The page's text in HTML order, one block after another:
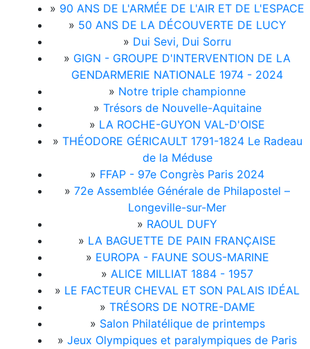
» 90 ANS DE L'ARMÉE DE L'AIR ET DE L'ESPACE
» 50 ANS DE LA DÉCOUVERTE DE LUCY
» Dui Sevi, Dui Sorru
» GIGN - GROUPE D'INTERVENTION DE LA
GENDARMERIE NATIONALE 1974 - 2024
» Notre triple championne
» Trésors de Nouvelle-Aquitaine
» LA ROCHE-GUYON VAL-D'OISE
» THÉODORE GÉRICAULT 1791-1824 Le Radeau
de la Méduse
» FFAP - 97e Congrès Paris 2024
» 72e Assemblée Générale de Philapostel –
Longeville-sur-Mer
» RAOUL DUFY
» LA BAGUETTE DE PAIN FRANÇAISE
» EUROPA - FAUNE SOUS-MARINE
» ALICE MILLIAT 1884 - 1957
» LE FACTEUR CHEVAL ET SON PALAIS IDÉAL
» TRÉSORS DE NOTRE-DAME
» Salon Philatélique de printemps
» Jeux Olympiques et paralympiques de Paris